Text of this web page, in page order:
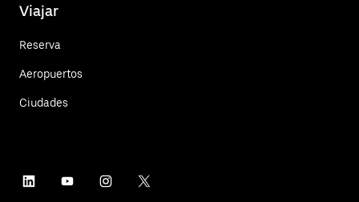
Viajar
Reserva
Aeropuertos
Ciudades